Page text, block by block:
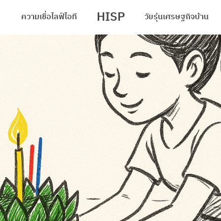
ความเชื่อไลฟ์ไอที HISP วัยรุ่นเศรษฐกิจบ้าน